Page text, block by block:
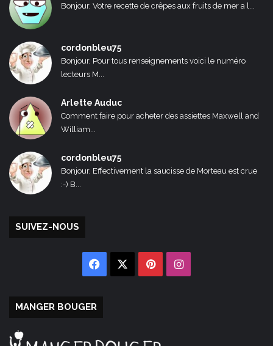
Bonjour, Votre recette de crêpes aux fruits de mer a l...
cordonbleu75
Bonjour, Pour tous renseignements voici le numéro
lecteurs M...
Arlette Auduc
Comment faire pour acheter des assiettes Maxwell and
William...
cordonbleu75
Bonjour, Effectivement la saucisse de Morteau est crue
:-) B...
SUIVEZ-NOUS
Facebook PinterestInstagram
MANGER BOUGER